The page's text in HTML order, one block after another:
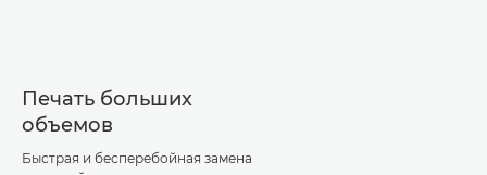
Печать больших
объемов
Быстрая и бесперебойная замена